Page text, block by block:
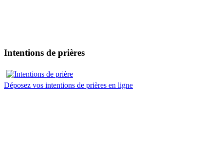
Intentions de prières
Déposez vos intentions de prières en ligne